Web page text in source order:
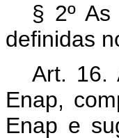
§ 2º
definidas
Art. 16.
Enap,
Enap e